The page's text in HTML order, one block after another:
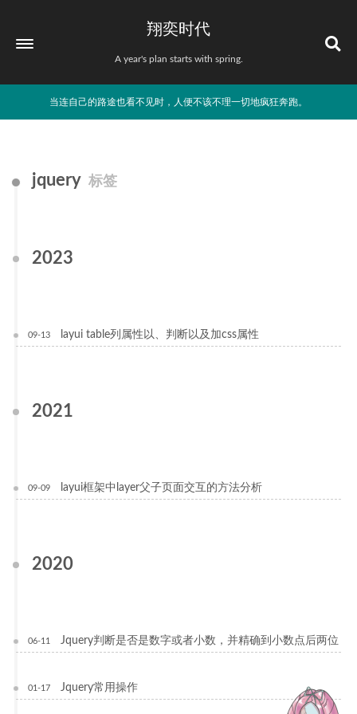
翔奕时代
A year's plan starts with spring.
当连自己的路途也看不见时，人便不该不理一切地疯狂奔跑。
jquery 标签
2023
09-13 layui table列属性以、判断以及加css属性
2021
09-09 layui框架中layer父子页面交互的方法分析
2020
06-11 Jquery判断是否是数字或者小数，并精确到小数点后两位
01-17 Jquery常用操作